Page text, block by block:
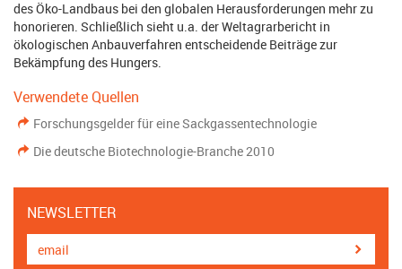
des Öko-Landbaus bei den globalen Herausforderungen mehr zu
honorieren. Schließlich sieht u.a. der Weltagrarbericht in
ökologischen Anbauverfahren entscheidende Beiträge zur
Bekämpfung des Hungers.
Verwendete Quellen
Forschungsgelder für eine Sackgassentechnologie
Die deutsche Biotechnologie-Branche 2010
NEWSLETTER